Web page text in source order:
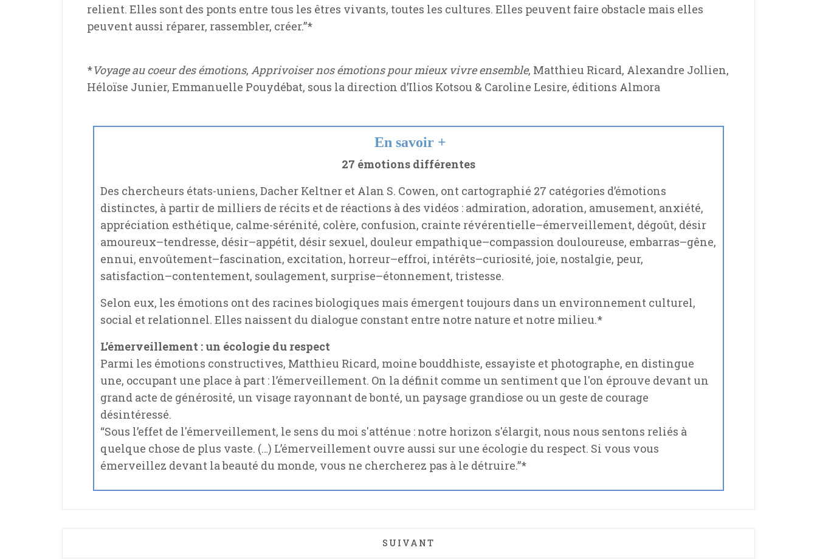
relient. Elles sont des ponts entre tous les êtres vivants, toutes les cultures. Elles peuvent faire obstacle mais elles
peuvent aussi réparer, rassembler, créer.”*
*Voyage au coeur des émotions, Apprivoiser nos émotions pour mieux vivre ensemble, Matthieu Ricard, Alexandre Jollien,
Héloïse Junier, Emmanuelle Pouydébat, sous la direction d’Ilios Kotsou & Caroline Lesire, éditions Almora
En savoir +
27 émotions différentes
Des chercheurs états-uniens, Dacher Keltner et Alan S. Cowen, ont cartographié 27 catégories d’émotions
distinctes, à partir de milliers de récits et de réactions à des vidéos : admiration, adoration, amusement, anxiété,
appréciation esthétique, calme-sérénité, colère, confusion, crainte révérentielle–émerveillement, dégoût, désir
amoureux–tendresse, désir–appétit, désir sexuel, douleur empathique–compassion douloureuse, embarras–gêne,
ennui, envoûtement–fascination, excitation, horreur–effroi, intérêts–curiosité, joie, nostalgie, peur,
satisfaction–contentement, soulagement, surprise–étonnement, tristesse.
Selon eux, les émotions ont des racines biologiques mais émergent toujours dans un environnement culturel,
social et relationnel. Elles naissent du dialogue constant entre notre nature et notre milieu.*
L’émerveillement : un écologie du respect
Parmi les émotions constructives, Matthieu Ricard, moine bouddhiste, essayiste et photographe, en distingue
une, occupant une place à part : l’émerveillement. On la définit comme un sentiment que l'on éprouve devant un
grand acte de générosité, un visage rayonnant de bonté, un paysage grandiose ou un geste de courage
désintéressé.
“Sous l’effet de l'émerveillement, le sens du moi s'atténue : notre horizon s'élargit, nous nous sentons reliés à
quelque chose de plus vaste. (…) L’émerveillement ouvre aussi sur une écologie du respect. Si vous vous
émerveillez devant la beauté du monde, vous ne chercherez pas à le détruire.”*
ARTICLE SUIVANT : LES ARCHÉTYPES UNIVERSELS : SE RAPPROCHER DE SOI
SUIVANT